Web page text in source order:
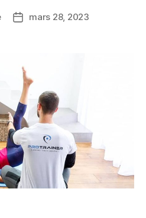
mars 28, 2023